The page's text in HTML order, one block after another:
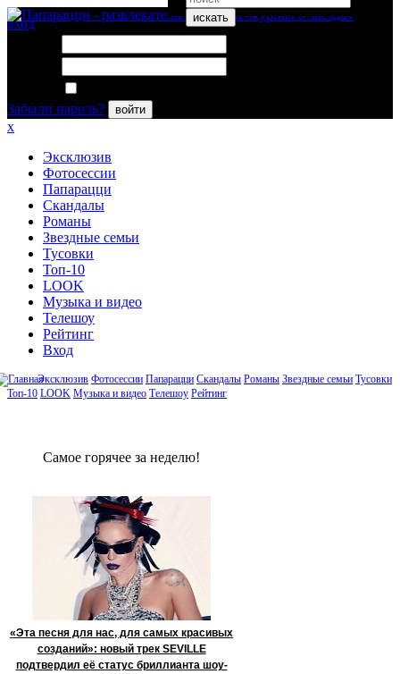
искать
вход
Забыли пароль?
войти
x
Эксклюзив
Фотосессии
Папарацци
Скандалы
Романы
Звездные семьи
Тусовки
Топ-10
LOOK
Музыка и видео
Телешоу
Рейтинг
Вход
Эксклюзив Фотосессии Папарацци Скандалы Романы Звездные семьи Тусовки
Топ-10 LOOK Музыка и видео Телешоу Рейтинг
Сaмое гoрячее за неделю!
«Эта песня для нас, для самых красивых
созданий»: новый трек SEVILLE
подтвердил её статус бриллианта шоу-